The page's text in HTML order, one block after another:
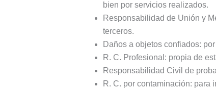
bien por servicios realizados.
Responsabilidad de Unión y
terceros.
Daños a objetos confiados:
R. C. Profesional: propia de
Responsabilidad Civil de
R. C. por contaminación: para